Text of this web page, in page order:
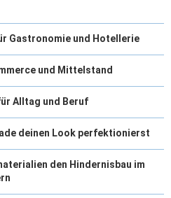
Gastronomie und Hotellerie
und Mittelstand
Alltag und Beruf
deinen Look perfektionierst
den Hindernisbau im